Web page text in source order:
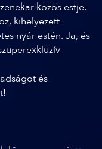
közös estje,
kihelyezett
nyár estén. Ja, és
és